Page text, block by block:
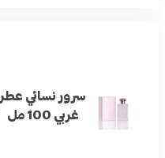
سرور نسائي عطر
غربي 100 مل